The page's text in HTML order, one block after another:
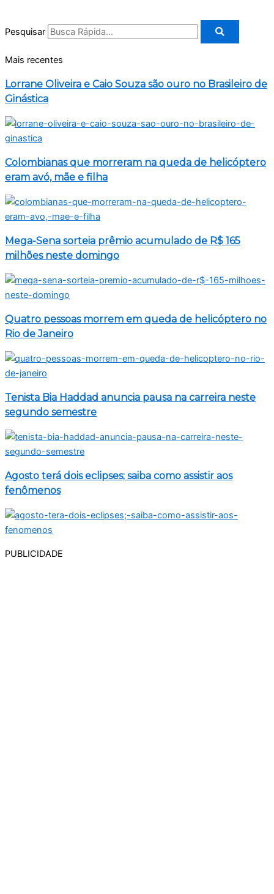
Pesquisar
Mais recentes
Lorrane Oliveira e Caio Souza são ouro no Brasileiro de
Ginástica
Colombianas que morreram na queda de helicóptero
eram avó, mãe e filha
Mega-Sena sorteia prêmio acumulado de R$ 165
milhões neste domingo
Quatro pessoas morrem em queda de helicóptero no
Rio de Janeiro
Tenista Bia Haddad anuncia pausa na carreira neste
segundo semestre
Agosto terá dois eclipses; saiba como assistir aos
fenômenos
PUBLICIDADE